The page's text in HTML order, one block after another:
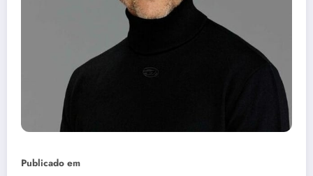
Publicado em